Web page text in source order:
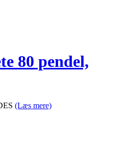
80 pendel,
(Læs mere)